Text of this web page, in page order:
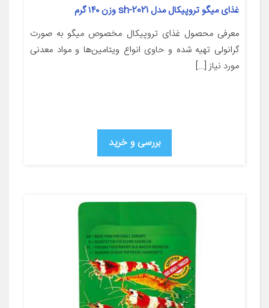
غذای میگو تروپیکال مدل sh-2021 وزن ۱۴۰ گرم
معرفی محصول غذای تروپیکال مخصوص میگو به صورت
گرانولی تهیه شده و حاوی انواع ویتامین‌ها و مواد معدنی
مورد نیاز […]
بررسی و خرید